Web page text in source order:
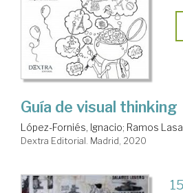
Guía de visual thinking
López-Forniés, Ignacio; Ramos
Dextra Editorial. Madrid, 2020